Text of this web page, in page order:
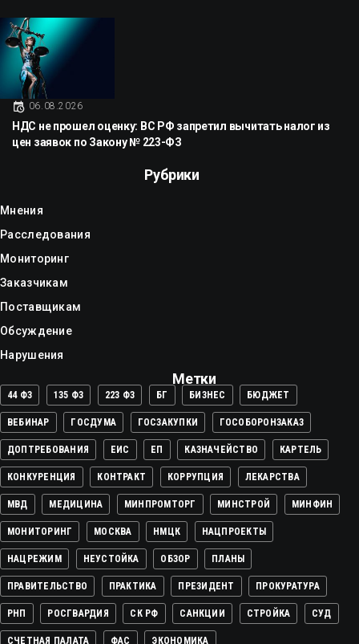
06.08.2026
НДС не прошел оценку: ВС РФ запретил вычитать налог из
цен заявок по Закону № 223-ФЗ
Рубрики
Мнения
Расследования
Мониторинг
Заказчикам
Поставщикам
Обсуждение
Нарушения
Метки
44 ФЗ 135 ФЗ 223 ФЗ БГ БИЗНЕС БЮДЖЕТ
ВЕБИНАР ГОСДУМА ГОСЗАКУПКИ ГОСОБОРОНЗАКАЗ
ДОПТРЕБОВАНИЯ ЕИС ЕП КАЗНАЧЕЙСТВО КАРТЕЛЬ
КОНКУРЕНЦИЯ КОНТРАКТ КОРРУПЦИЯ ЛЕКАРСТВА
МВД МЕДИЦИНА МИНПРОМТОРГ МИНСТРОЙ МИНФИН
МОНИТОРИНГ МОСКВА НМЦК НАЦПРОЕКТЫ
НАЦРЕЖИМ НЕУСТОЙКА ОБЗОР ПЛАНЫ
ПРАВИТЕЛЬСТВО ПРАКТИКА ПРЕЗИДЕНТ ПРОКУРАТУРА
РНП РОСГВАРДИЯ СК РФ САНКЦИИ СТРОЙКА СУД
СЧЕТНАЯ ПАЛАТА ФАС ЭКОНОМИКА